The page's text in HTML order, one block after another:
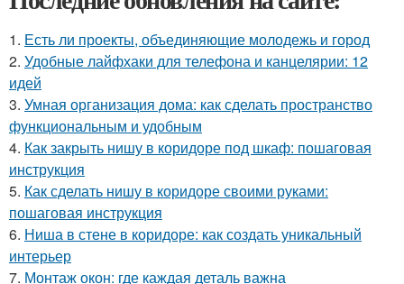
1. Есть ли проекты, объединяющие молодежь и город
2. Удобные лайфхаки для телефона и канцелярии: 12
идей
3. Умная организация дома: как сделать пространство
функциональным и удобным
4. Как закрыть нишу в коридоре под шкаф: пошаговая
инструкция
5. Как сделать нишу в коридоре своими руками:
пошаговая инструкция
6. Ниша в стене в коридоре: как создать уникальный
интерьер
7. Монтаж окон: где каждая деталь важна